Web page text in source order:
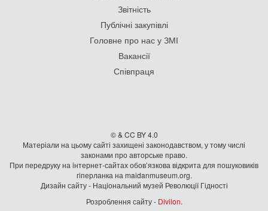
Звітність
Публічні закупівлі
Головне про нас у ЗМІ
Вакансії
Співпраця
© & CC BY 4.0
Матеріали на цьому сайті захищені законодавством, у тому числі
законами про авторське право.
При передруку на iнтернет-сайтах обов’язкова відкрита для пошуковиків
гiперланка на maidanmuseum.org.
Дизайн сайту - Національний музей Революції Гідності
Розроблення сайту - Divilon.